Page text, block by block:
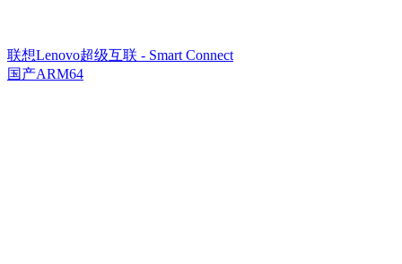
联想Lenovo超级互联 - Smart Connect
国产ARM64